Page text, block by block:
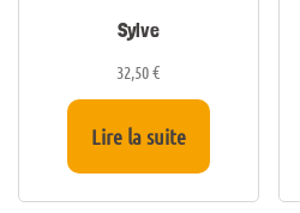
Sylve
32,50€
Lire la suite